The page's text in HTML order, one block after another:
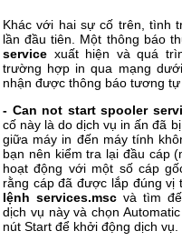
Khác với hai sự cố trên, tình
lần đầu tiên. Một thông báo
service xuất hiện và quá
trường hợp in qua mạng
nhận được thông báo tương
- Can not start spooler
cố này là do dịch vụ in ấn đã
giữa máy in đến máy tính
bạn nên kiểm tra lại đầu cáp
hoạt động với một số cáp
rằng cáp đã được lắp đúng vị
lệnh services.mscvà tìm
dịch vụ này và chọn
nút Start để khởi động dịch vụ.